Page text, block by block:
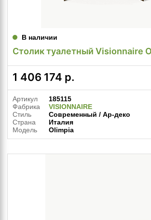
В наличии
Столик туалетный Visionnaire
1 406 174 р.
Артикул
185115
Фабрика
VISIONNAIRE
Стиль
Современный / Ар-деко
Страна
Италия
Модель
Olimpia